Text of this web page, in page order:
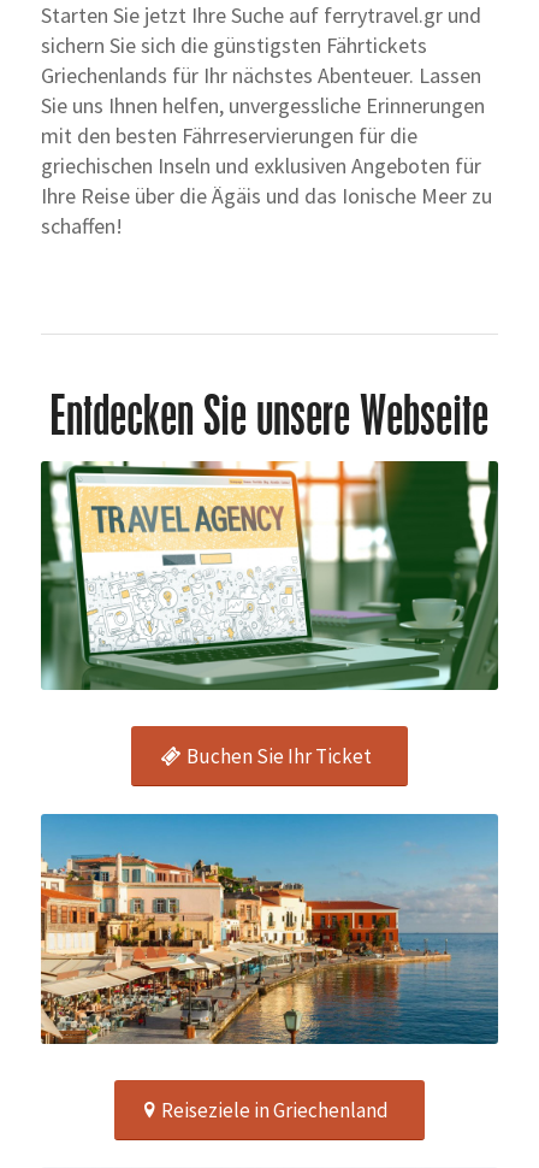
Starten Sie jetzt Ihre Suche auf ferrytravel.gr und
sichern Sie sich die günstigsten Fährtickets
Griechenlands für Ihr nächstes Abenteuer. Lassen
Sie uns Ihnen helfen, unvergessliche Erinnerungen
mit den besten Fährreservierungen für die
griechischen Inseln und exklusiven Angeboten für
Ihre Reise über die Ägäis und das Ionische Meer zu
schaffen!
Entdecken Sie unsere Webseite
Buchen Sie Ihr Ticket
Reiseziele in Griechenland